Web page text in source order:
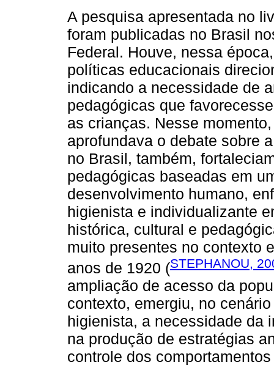
A pesquisa apresentada no
foram publicadas no Brasil
Federal. Houve, nessa
políticas educacionais
indicando a necessidade de
pedagógicas que
as crianças. Nesse
aprofundava o debate sobre
no Brasil, também,
pedagógicas baseadas em
desenvolvimento humano,
higienista e individualizante
histórica, cultural e
muito presentes no contexto
anos de 1920 (STEPHANOU,
ampliação de acesso da
contexto, emergiu, no
higienista, a necessidade da
na produção de estratégias
controle dos